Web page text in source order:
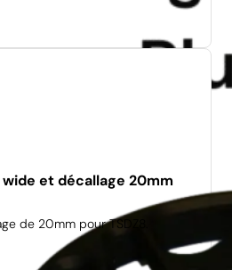
et décallage 20mm
de 20mm pour TSDZ8.